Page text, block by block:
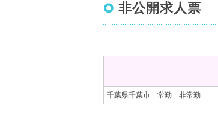
非公開求人票
千葉県千葉市 常勤 非常勤